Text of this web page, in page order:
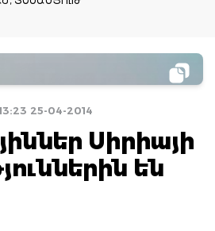
25-04-2014
Սիրիայի
են